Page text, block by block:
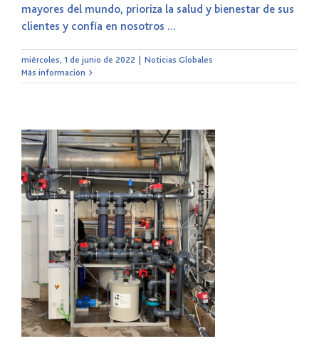
mayores del mundo, prioriza la salud y bienestar de sus
clientes y confía en nosotros ...
miércoles, 1 de junio de 2022
Noticias Globales
Más información